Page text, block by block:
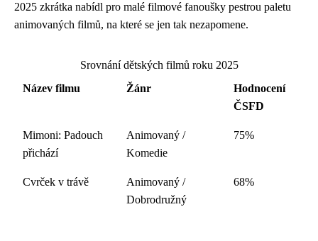
2025 zkrátka nabídl pro malé filmové fanoušky pestrou paletu
animovaných filmů, na které se jen tak nezapomene.
Srovnání dětských filmů roku 2025
Název filmu
Žánr
Hodnocení
ČSFD
Mimoni: Padouch
přichází
Animovaný /
Komedie
75%
Cvrček v trávě
Animovaný /
Dobrodružný
68%